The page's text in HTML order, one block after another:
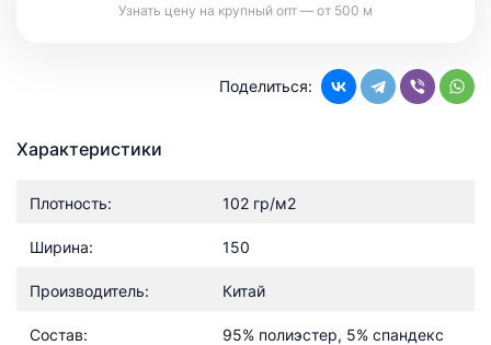
Узнать цену на крупный опт — от 500 м
Поделиться:
Характеристики
Плотность: 102 гр/м2
Ширина: 150
Производитель: Китай
Состав: 95% полиэстер, 5% спандекс